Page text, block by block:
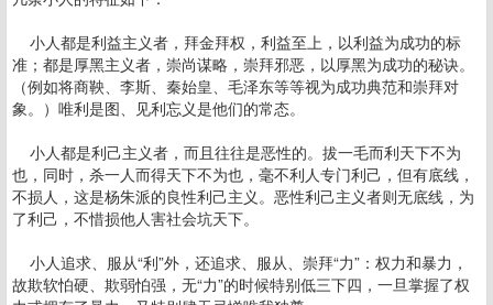
小人都是利益主义者，拜金拜权，利益至上，以利益为成功的标
准；都是厚黑主义者，崇尚谋略，崇拜邪恶，以厚黑为成功的秘诀。
（例如将商鞅、李斯、秦始皇、毛泽东等等视为成功典范和崇拜对
象。）唯利是图、见利忘义是他们的常态。
小人都是利己主义者，而且往往是恶性的。拔一毛而利天下不为
也，同时，杀一人而得天下不为也，毫不利人专门利己，但有底线，
不损人，这是杨朱派的良性利己主义。恶性利己主义者则无底线，为
了利己，不惜损他人害社会坑天下。
小人追求、服从“利”外，还追求、服从、崇拜“力”：权力和暴力，
故欺软怕硬、欺弱怕强，无“力”的时候特别低三下四，一旦掌握了权